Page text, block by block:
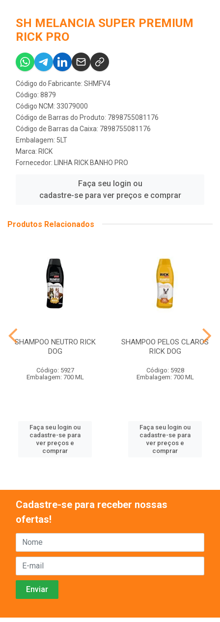
SH MELANCIA SUPER PREMIUM
RICK PRO
Código do Fabricante: SHMFV4
Código: 8879
Código NCM: 33079000
Código de Barras do Produto: 7898755081176
Código de Barras da Caixa: 7898755081176
Embalagem: 5LT
Marca: RICK
Fornecedor:
LINHA RICK BANHO PRO
Faça seu login ou
cadastre-se para ver preços e comprar
Produtos Relacionados
SHAMPOO NEUTRO RICK
DOG
Código: 5927
Embalagem: 700 ML
Faça seu login ou
cadastre-se para
ver preços e
comprar
SHAMPOO PELOS CLAROS
RICK DOG
Código: 5928
Embalagem: 700 ML
Faça seu login ou
cadastre-se para
ver preços e
comprar
Cadastre-se para receber nossas
ofertas!